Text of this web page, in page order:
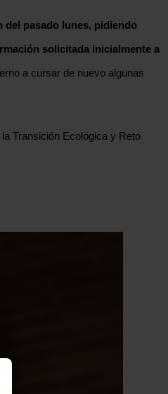
pasado lunes, pidiendo
solicitada inicialmente a
a cursar de nuevo algunas
Transición Ecológica y Reto